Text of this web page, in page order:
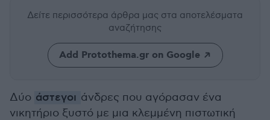
Δείτε περισσότερα άρθρα μας στα αποτελέσματα
αναζήτησης
Add Protothema.gr on Google
Δύο άστεγοι άνδρες που αγόρασαν ένα
νικητήριο ξυστό με μια κλεμμένη πιστωτική